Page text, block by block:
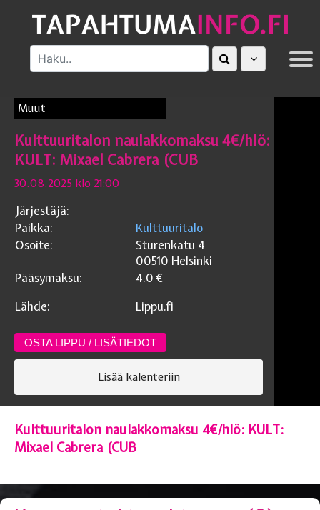
MUUT
Muut
Kulttuuritalon naulakkomaksu 4€/hlö:
KULT: Mixael Cabrera (CUB
30.08.2025 klo 21:00
Järjestäjä:
Paikka:
Kulttuuritalo
Osoite:
Sturenkatu 4
00510 Helsinki
Pääsymaksu:
4.0 €
Lähde:
Lippu.fi
OSTA LIPPU / LISÄTIEDOT
Lisää kalenteriin
Kulttuuritalon naulakkomaksu 4€/hlö: KULT:
Mixael Cabrera (CUB